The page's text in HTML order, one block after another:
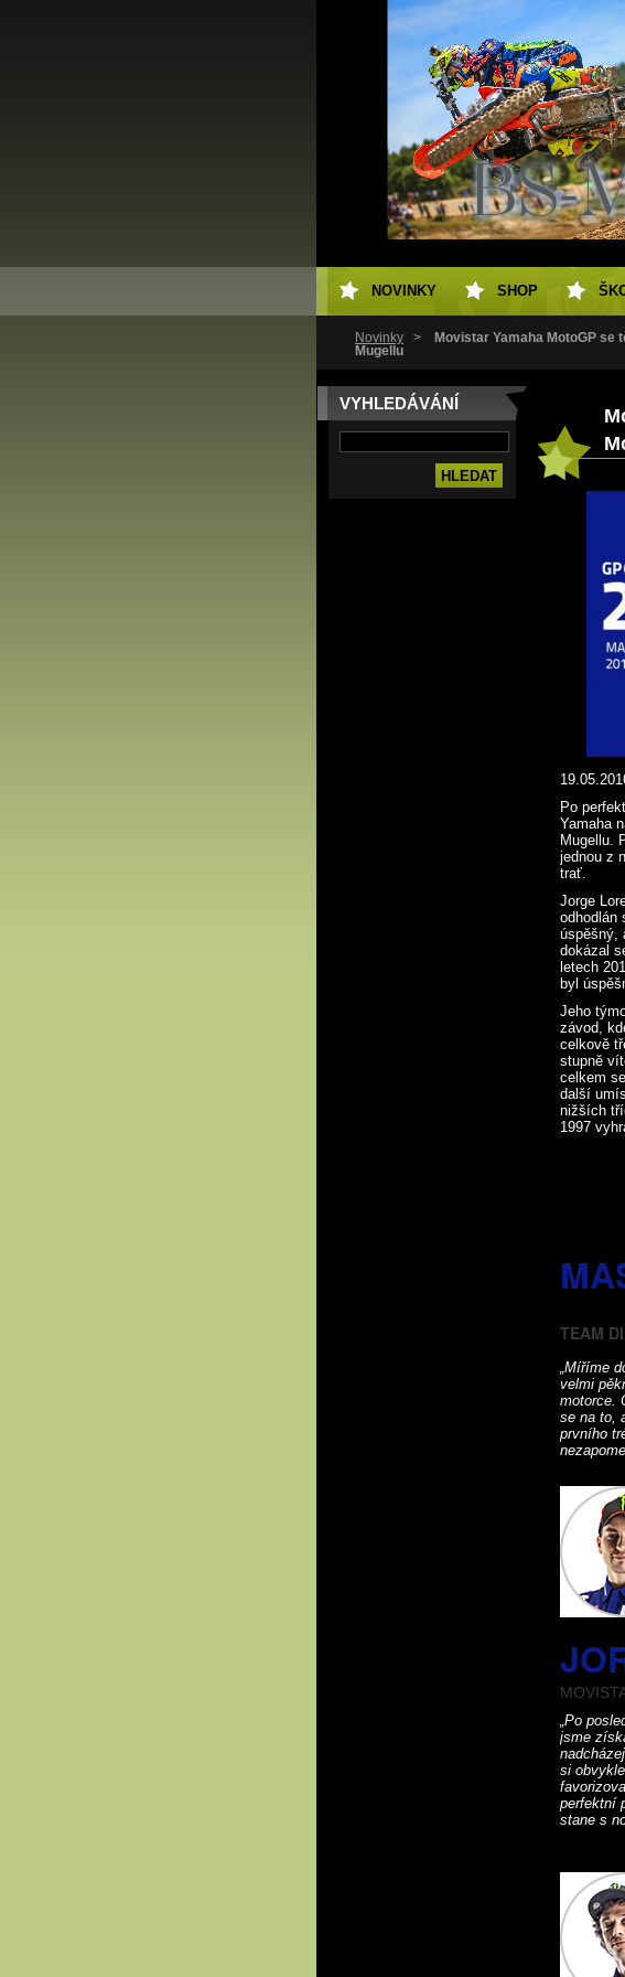
Novinky >
Movistar Yamaha MotoGP se
Mugellu
VYHLEDÁVÁNÍ
Po
Yamaha
Mugellu.
jednou z
trať.
Jorge
odhodlán
úspěšný,
dokázal
letech
byl
Jeho
závod,
celkově
stupně
celkem
další
nižších
1997
TEAM
„Míříme
velmi
motorce.
se na to,
prvního
„Po
jsme
si
perfektní
stane s
NOVINKY SHOP